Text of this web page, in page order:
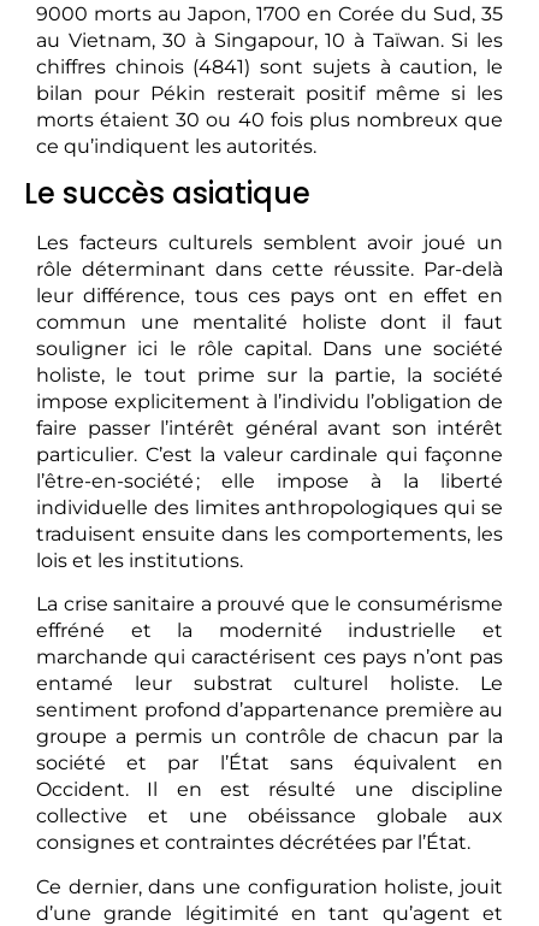
9000 morts au Japon, 1700 en Corée du Sud, 35
au Vietnam, 30 à Singapour, 10 à Taïwan. Si les
chiffres chinois (4841) sont sujets à caution, le
bilan pour Pékin resterait positif même si les
morts étaient 30 ou 40 fois plus nombreux que
ce qu’indiquent les autorités.
Le succès asiatique
Les facteurs culturels semblent avoir joué un
rôle déterminant dans cette réussite. Par-delà
leur différence, tous ces pays ont en effet en
commun une mentalité holiste dont il faut
souligner ici le rôle capital. Dans une société
holiste, le tout prime sur la partie, la société
impose explicitement à l’individu l’obligation de
faire passer l’intérêt général avant son intérêt
particulier. C’est la valeur cardinale qui façonne
l’être-en-société ; elle impose à la liberté
individuelle des limites anthropologiques qui se
traduisent ensuite dans les comportements, les
lois et les institutions.
La crise sanitaire a prouvé que le consumérisme
effréné et la modernité industrielle et
marchande qui caractérisent ces pays n’ont pas
entamé leur substrat culturel holiste. Le
sentiment profond d’appartenance première au
groupe a permis un contrôle de chacun par la
société et par l’État sans équivalent en
Occident. Il en est résulté une discipline
collective et une obéissance globale aux
consignes et contraintes décrétées par l’État.
Ce dernier, dans une configuration holiste, jouit
d’une grande légitimité en tant qu’agent et